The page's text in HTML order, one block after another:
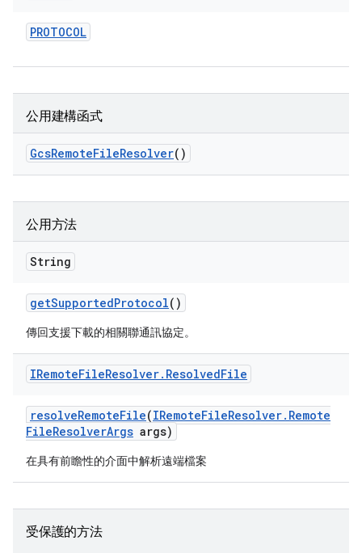
PROTOCOL
公用建構函式
GcsRemoteFileResolver()
公用方法
String
getSupportedProtocol()
傳回支援下載的相關聯通訊協定。
IRemoteFileResolver. ResolvedFile
resolveRemoteFile(IRemoteFileResolver. Remote
FileResolverArgs args)
在具有前瞻性的介面中解析遠端檔案
受保護的方法